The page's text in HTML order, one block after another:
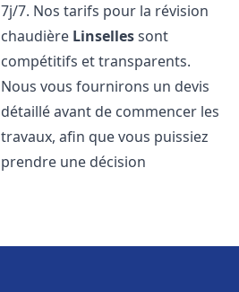
7j/7. Nos tarifs pour la révision
chaudière Linsellessont
compétitifs et transparents.
Nous vous fournirons un devis
détaillé avant de commencer les
travaux, afin que vous puissiez
prendre une décision